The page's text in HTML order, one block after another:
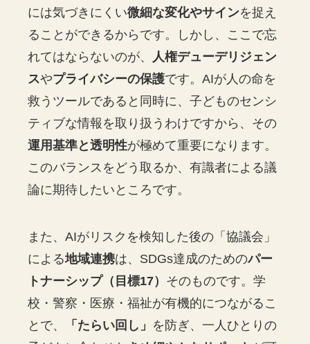
には気づきにくい微細な変化やサインを捉え
ることができるからです。しかし、ここで忘
れてはならないのが、
人権デューデリジェン
スやプライバシーの保護です。AIが人の命を
救うツールであると同時に、子どものセンシ
ティブな情報を取り扱うわけですから、その
運用基準と透明性が極めて重要になります。
このバランスをどう取るか、有識者による議
論に期待したいところです。
また、AIがリスクを検知した後の「協議会」
による地域連携は、SDGs達成のためのパー
トナーシップ（目標17） そのものです。学
校・警察・医療・福祉が有機的につながるこ
とで、
「たらい回し」 を防ぎ、一人ひとりの